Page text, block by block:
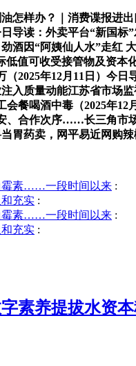
样办？｜消费谍报进出
导读：外卖平台“新国标
酒因“阿姨仙人水”走红
低值可收受接管物及资
（2025年12月11日）今
入质量动能江苏省市场
会餐喝酒中毒（2025年
、合作次序……长三角市
胃药卖，网平易近网购辣
霉素……一段时间以来 :
充实 :
霉素……一段时间以来 :
充实 :
素养提拔水资